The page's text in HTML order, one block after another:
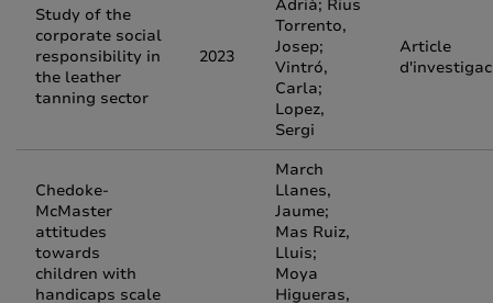
Study of the
corporate social
responsibility in
the leather
tanning sector
2023
Adrià; Rius
Torrento,
Josep;
Vintró,
Carla;
Lopez,
Sergi
Article
Chedoke-
McMaster
attitudes
towards
children with
handicaps scale
March
Llanes,
Jaume;
Mas Ruiz,
Lluis;
Moya
Higueras,